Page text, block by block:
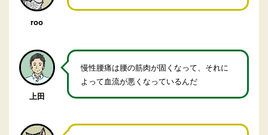
roo
上田
慢性腰痛は腰の筋肉が固くなって、それに
よって血流が悪くなっているんだ